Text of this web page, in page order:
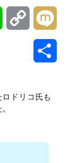
o
ドリコ氏も